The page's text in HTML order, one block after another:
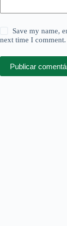
Save my name,
next time I comment.
Publicar